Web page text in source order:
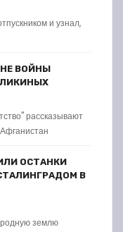
и узнал,
ВОЙНЫ
рассказывают
ОСТАНКИ
В
землю